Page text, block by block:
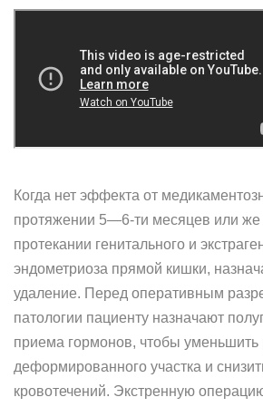
Когда нет эффекта от
протяжении 5—6-ти месяцев или же
протекании генитального и
эндометриоза прямой кишки,
удаление. Перед оперативным
патологии пациенту назначают
приема гормонов, чтобы уменьшить
деформированного участка и
кровотечений. Экстренную